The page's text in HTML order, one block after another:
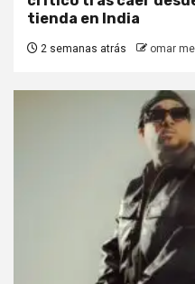
tienda en India
2 semanas atrás omar